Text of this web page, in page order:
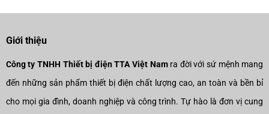
Giới thiệu
Công ty TNHH Thiết bị điện TTA Việt Namra đời với sứ mệnh mang
đến những sản phẩm thiết bị điện chất lượng cao, an toàn và bền bỉ
cho mọi gia đình, doanh nghiệp và công trình. Tự hào là đơn vị cung